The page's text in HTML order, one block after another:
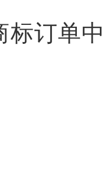
标订单